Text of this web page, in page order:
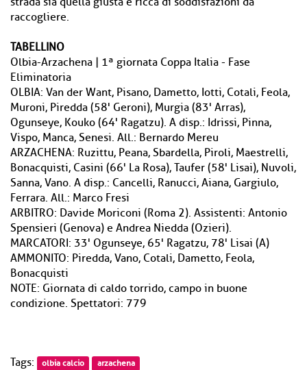
raccogliere.
TABELLINO
Olbia-Arzachena | 1ª giornata Coppa Italia - Fase
Eliminatoria
OLBIA: Van der Want, Pisano, Dametto, Iotti, Cotali, Feola,
Muroni, Piredda (58' Geroni), Murgia (83' Arras),
Ogunseye, Kouko (64' Ragatzu). A disp.: Idrissi, Pinna,
Vispo, Manca, Senesi. All.: Bernardo Mereu
ARZACHENA: Ruzittu, Peana, Sbardella, Piroli, Maestrelli,
Bonacquisti, Casini (66' La Rosa), Taufer (58' Lisai), Nuvoli,
Sanna, Vano. A disp.: Cancelli, Ranucci, Aiana, Gargiulo,
Ferrara. All.: Marco Fresi
ARBITRO: Davide Moriconi (Roma 2). Assistenti: Antonio
Spensieri (Genova) e Andrea Niedda (Ozieri).
MARCATORI: 33' Ogunseye, 65' Ragatzu, 78' Lisai (A)
AMMONITO: Piredda, Vano, Cotali, Dametto, Feola,
Bonacquisti
NOTE: Giornata di caldo torrido, campo in buone
condizione. Spettatori: 779
Tags: olbia calcio arzachena